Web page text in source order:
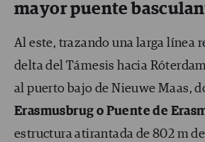
mayor puente
Al este, trazando una larga línea
delta del Támesis hacia
al puerto bajo de Nieuwe Maas,
Erasmusbrug o Puente de
estructura atirantada de 802 m